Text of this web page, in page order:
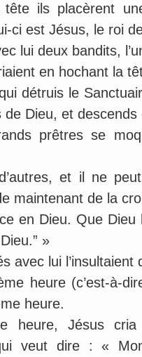
ils placèrent
ci est Jésus, le roi
lui deux bandits,
en hochant la
détruis le
Dieu, et
prêtres se
et il ne
maintenant de la
en Dieu. Que Dieu
»
avec lui
heure (c’est-à-
heure.
heure, Jésus
veut dire : «